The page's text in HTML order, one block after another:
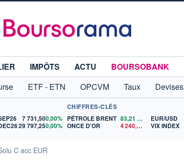
IMPÔTS ACTU
BOURSOBANK
ETF - ETN OPCVM Taux Devises
7 731,500,00%
29 797,250,00%
CHIFFRES-CLÉS
PÉTROLE BRENT 83,21
ONCE D'OR
4 240,43 $US
EUR/USD
VIX INDEX
C acc EUR